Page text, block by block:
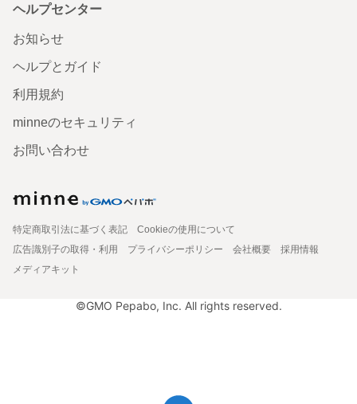
ヘルプセンター
お知らせ
ヘルプとガイド
利用規約
minneのセキュリティ
お問い合わせ
特定商取引法に基づく表記
Cookieの使用について
広告識別子の取得・利用
プライバシーポリシー 会社概要
採用情報
メディアキット
©GMO Pepabo, Inc. All rights reserved.